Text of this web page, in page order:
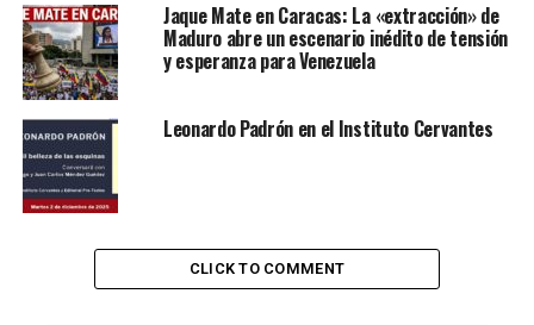
Contenidos de la entrada
Poema a Caracas
Caracas 455: memorias de una ciudad perdida
Poema a Caracas
De pronto, al descender de una hondonada,
“¡Caracas, allí está!” dice el auriga,
Jaque Mate en Caracas: La «extracción» de
Maduro abre un escenario inédito de tensión
y esperanza para Venezuela
Leonardo Padrón en el Instituto Cervantes
CLICK TO COMMENT